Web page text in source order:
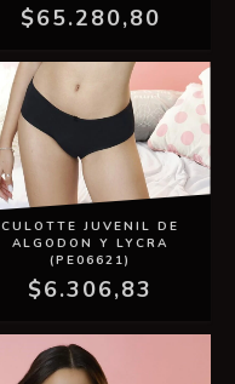
$65.280,80
CULOTTE JUVENIL DE
ALGODON Y LYCRA
(PE06621)
$6.306,83